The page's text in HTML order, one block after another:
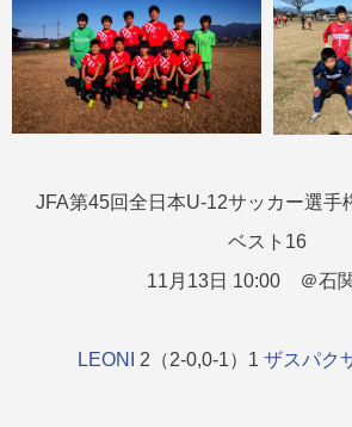
JFA第45回全日本U-12サッカー選手
ベスト16
11月13日 10:00 ＠石
LEONI 2（2-0,0-1）1 ザスパク